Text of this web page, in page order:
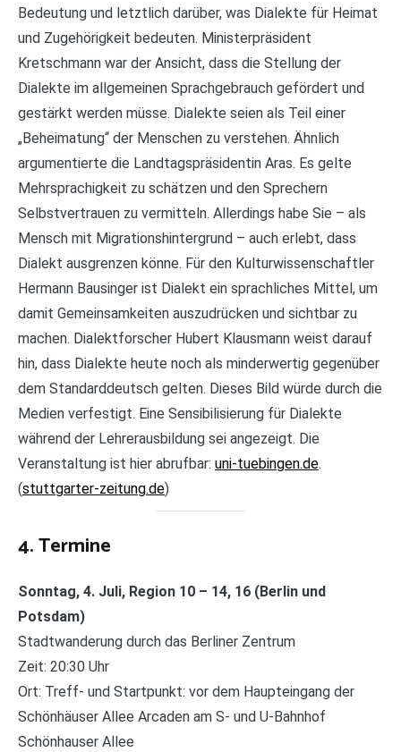
Bedeutung und letztlich darüber, was Dialekte für Heimat
und Zugehörigkeit bedeuten. Ministerpräsident
Kretschmann war der Ansicht, dass die Stellung der
Dialekte im allgemeinen Sprachgebrauch gefördert und
gestärkt werden müsse. Dialekte seien als Teil einer
„Beheimatung“ der Menschen zu verstehen. Ähnlich
argumentierte die Landtagspräsidentin Aras. Es gelte
Mehrsprachigkeit zu schätzen und den Sprechern
Selbstvertrauen zu vermitteln. Allerdings habe Sie – als
Mensch mit Migrationshintergrund – auch erlebt, dass
Dialekt ausgrenzen könne. Für den Kulturwissenschaftler
Hermann Bausinger ist Dialekt ein sprachliches Mittel, um
damit Gemeinsamkeiten auszudrücken und sichtbar zu
machen. Dialektforscher Hubert Klausmann weist darauf
hin, dass Dialekte heute noch als minderwertig gegenüber
dem Standarddeutsch gelten. Dieses Bild würde durch die
Medien verfestigt. Eine Sensibilisierung für Dialekte
während der Lehrerausbildung sei angezeigt. Die
Veranstaltung ist hier abrufbar: uni-tuebingen.de.
(stuttgarter-zeitung.de)
4. Termine
Sonntag, 4. Juli, Region 10 – 14, 16 (Berlin und
Potsdam)
Stadtwanderung durch das Berliner Zentrum
Zeit: 20:30 Uhr
Ort: Treff- und Startpunkt: vor dem Haupteingang der
Schönhäuser Allee Arcaden am S- und U-Bahnhof
Schönhauser Allee